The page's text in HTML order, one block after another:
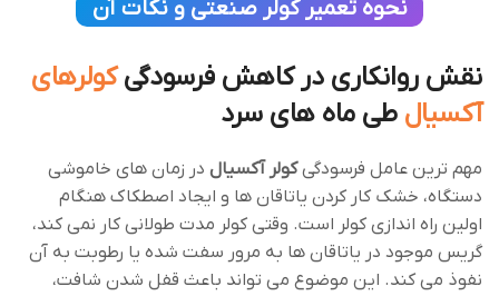
نحوه تعمیر کولر صنعتی و نکات آن
نقش روانکاری در کاهش فرسودگیکولرهای
آکسیال طی ماه‌ های سرد
مهم ‌ترین عامل فرسودگیکولر آکسیال در زمان‌ های خاموشی
دستگاه، خشک کار کردن یاتاقان‌ ها و ایجاد اصطکاک هنگام
اولین راه ‌اندازی کولر است. وقتی کولر مدت طولانی کار نمی‌ کند،
گریس موجود در یاتاقان‌ ها به ‌مرور سفت شده یا رطوبت به آن
نفوذ می ‌کند. این موضوع می‌ تواند باعث قفل شدن شافت،